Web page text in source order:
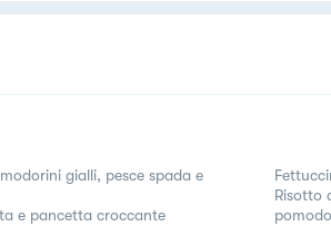
gialli, pesce spada e
e pancetta croccante
Risotto